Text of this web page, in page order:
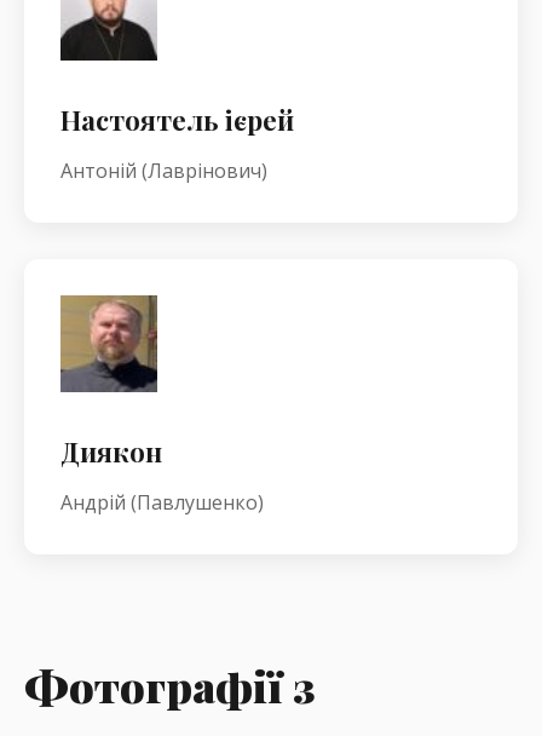
Настоятель ієрей
Антоній (Лаврінович)
Диякон
Андрій (Павлушенко)
Фотографії з